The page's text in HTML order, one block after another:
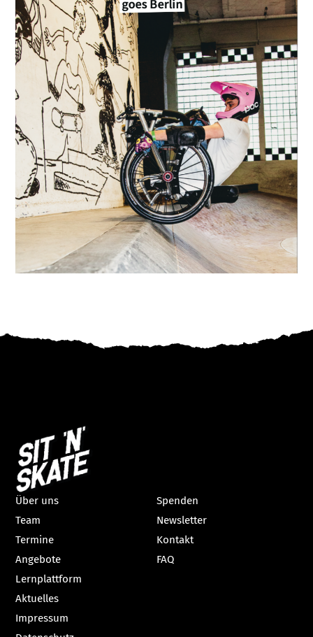
Über uns
Team
Termine
Angebote
Lernplattform
Aktuelles
Spenden
Newsletter
Kontakt
FAQ
Impressum